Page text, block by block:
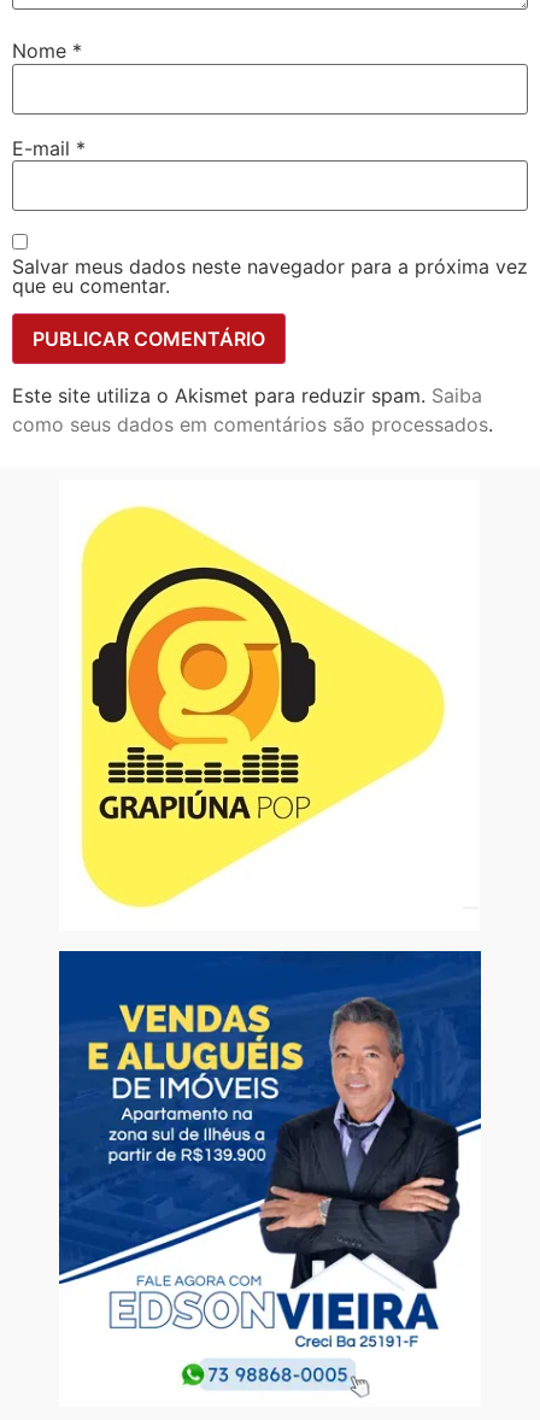
Nome *
E-mail *
Salvar meus dados neste navegador para a próxima vez
que eu comentar.
Este site utiliza o Akismet para reduzir spam. Saiba
como seus dados em comentários são processados.